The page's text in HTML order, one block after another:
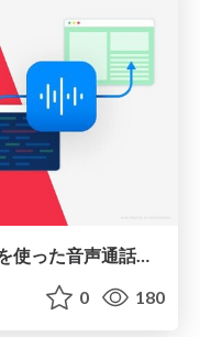
はじめてのTwilioシリーズ - APIを使った音声通話ハンズオン / Getting started with Twilio Programmable Voice
0 180